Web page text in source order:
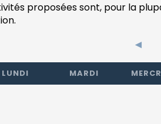
proposées sont, pour la
◄
LUNDI MARDI